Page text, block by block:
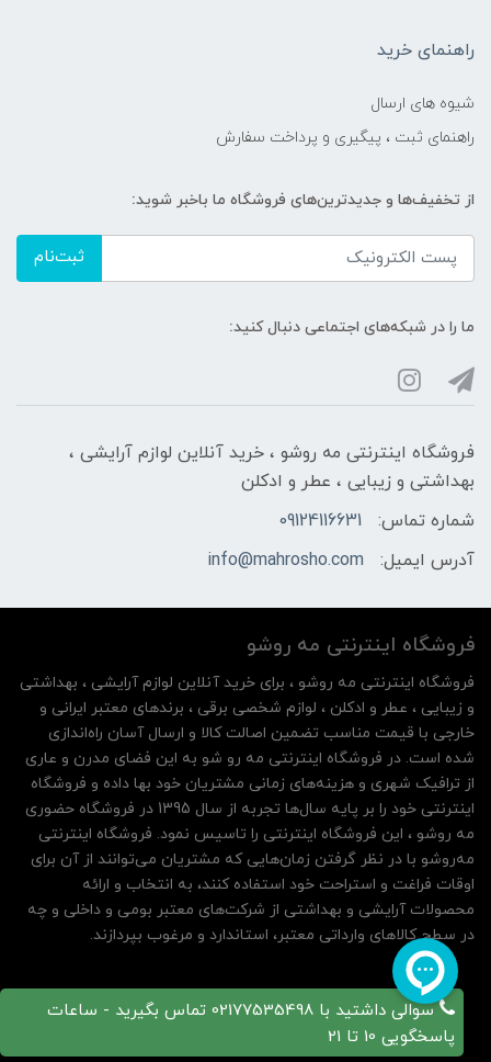
راهنمای خرید
شیوه های ارسال
راهنمای ثبت ، پیگیری و پرداخت سفارش
از تخفیف‌ها و جدیدترین‌های فروشگاه ما باخبر شوید:
ثبت‌نام
ما را در شبکه‌های اجتماعی دنبال کنید:
فروشگاه اینترنتی مه‌ رو‌شو ، خرید آنلاین لوازم آرایشی ،
بهداشتی و زیبایی ، عطر و ادکلن
شماره تماس:
09124116631
آدرس ایمیل:
info@mahrosho.com
سوالی داشتید با 02177535498 تماس بگیرید - ساعات
پاسخگویی 10 تا 21
فروشگاه اینترنتی مه‌ رو‌شو
فروشگاه اینترنتی مه‌ رو‌شو ، برای خرید آنلاین لوازم آرایشی ، بهداشتی
و زیبایی ، عطر و ادکلن ، لوازم شخصی برقی ، برندهای معتبر ایرانی و
خارجی با قیمت مناسب تضمین اصالت کالا و ارسال آسان راه‌اندازی
شده است. در فروشگاه اینترنتی مه رو شو به این فضای مدرن و عاری
از ترافیک شهری و هزینه‌های زمانی مشتریان خود بها داده و فروشگاه
اینترنتی خود را بر پایه سال‌ها تجربه از سال 1395 در فروشگاه حضوری
مه روشو ، این فروشگاه اینترنتی را تاسیس نمود. فروشگاه اینترنتی
مه‌رو‌شو با در نظر گرفتن زمان‌هایی که مشتریان می‌توانند از آن‌ برای
اوقات فراغت و استراحت خود استفاده کنند، به انتخاب و ارائه
محصولات آرایشی و بهداشتی از شرکت‌های معتبر بومی و داخلی و چه
در سطح کالاهای وارداتی معتبر، استاندارد و مرغوب بپردازند.